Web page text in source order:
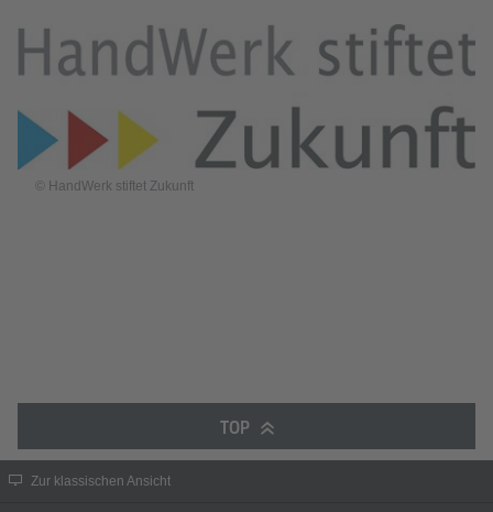
© HandWerk stiftet Zukunft
TOP
Zur klassischen Ansicht